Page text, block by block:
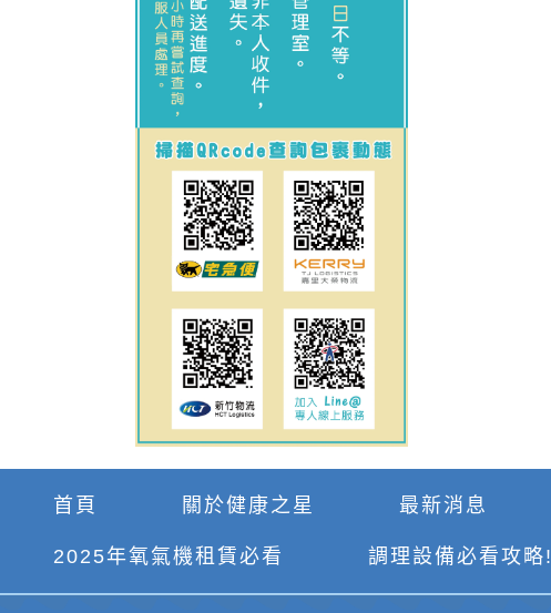
首頁 關於健康之星 最新消息
2025年氧氣機租賃必看 調理設備必看攻略!